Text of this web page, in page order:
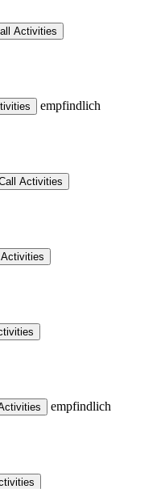
Activities
empfindlich
Activities
empfindlich